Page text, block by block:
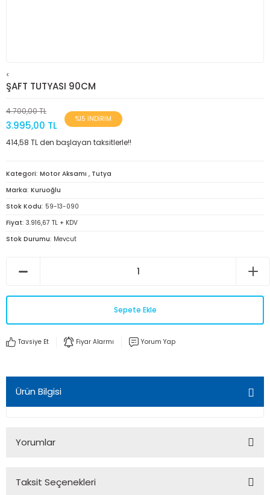
<
ŞAFT TUTYASI 90CM
4.700,00 TL
3.995,00 TL
%15 İNDİRİM
414,58 TL den başlayan taksitlerle!!
Kategori Motor Aksamı , Tutya
Marka Kuruoğlu
Stok Kodu 59-13-090
Fiyat 3.916,67 TL + KDV
Stok Durumu Mevcut
Sepete Ekle
Tavsiye Et Fiyar Alarmı Yorum Yap
Ürün Bilgisi
Yorumlar
Taksit Seçenekleri